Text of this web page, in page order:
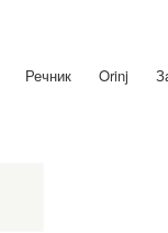
Речник Orinj